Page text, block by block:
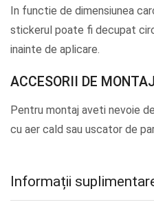
In functie de dimensiunea
stickerul poate fi decupat
inainte de aplicare.
ACCESORII DE MONTAJ
Pentru montaj aveti nevoie
cu aer cald sau uscator de
Informații